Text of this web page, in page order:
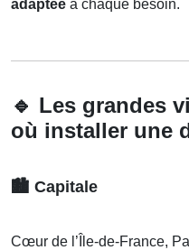
adaptée à chaque besoin.
🔹 Les grandes
où installer une
🏙️ Capitale
Cœur de l’Île-de-France,